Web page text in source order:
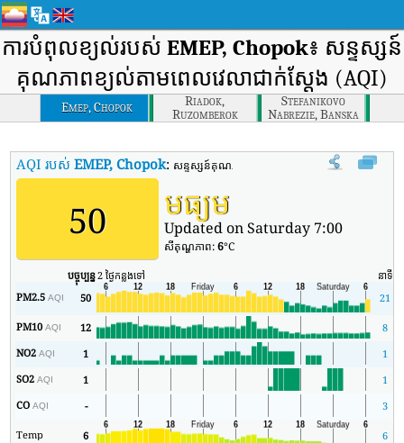
ការបំពុលខ្យល់របស់ EMEP, Chopok៖ សន្ទស្សន៍
គុណភាពខ្យល់តាមពេលវេលាជាក់ស្តែង (AQI)
Emep, Chopok
Riadok,
Ruzomberok
Stefanikovo
Nabrezie, Banska
Bystrica
AQI របស់EMEP, Chopok: សន្ទស្សន៍គុណភាពខ្យល់តាមពេលវេលាពិតរបស់ EMEP,
50 មធ្យម
Updated on Saturday 7:00
សីតុណ្ហភាព:6°C
បច្ចុប្បន្ន2 ថ្ងៃកន្លងទៅ នាទី
PM2.5AQI 50 21
PM10AQI 12 8
NO2AQI 1
1
SO2AQI 1
1
COAQI - 3
Temp 6 6